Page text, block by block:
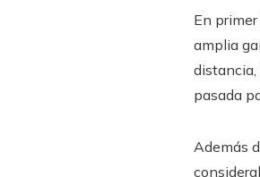
En
amplia
distancia,
pasada
Además